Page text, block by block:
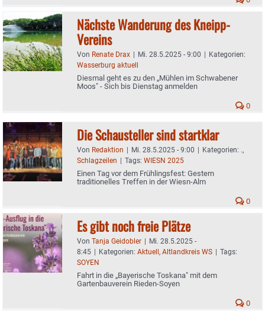
Nächste Wanderung des Kneipp-
Vereins
Von Renate Drax | Mi. 28.5.2025 - 9:00 | Kategorien:
Wasserburg aktuell
Diesmal geht es zu den „Mühlen im Schwabener
Moos" - Sich bis Dienstag anmelden
0
Die Schausteller sind startklar
Von Redaktion | Mi. 28.5.2025 - 9:00 | Kategorien: .,
Schlagzeilen | Tags: WIESN 2025
Einen Tag vor dem Frühlingsfest: Gestern
traditionelles Treffen in der Wiesn-Alm
0
Es gibt noch freie Plätze
Von Tanja Geidobler | Mi. 28.5.2025 -
8:45 | Kategorien: Aktuell, Altlandkreis WS | Tags:
SOYEN
Fahrt in die „Bayerische Toskana" mit dem
Gartenbauverein Rieden-Soyen
0